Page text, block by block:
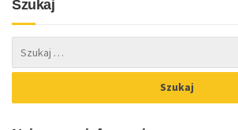
Szukaj